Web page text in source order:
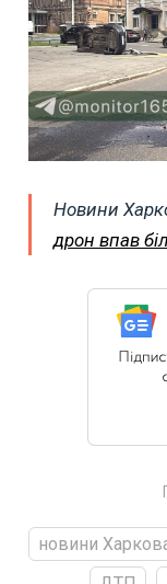
Новини
дрон впав
новини